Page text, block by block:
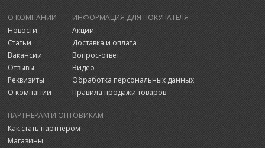
О КОМПАНИИ
Новости
Статьи
Вакансии
Отзывы
Реквизиты
О компании
ИНФОРМАЦИЯ ДЛЯ ПОКУПАТЕЛЯ
Акции
Доставка и оплата
Вопрос-ответ
Видео
Обработка персональных данных
Правила продажи товаров
ПАРТНЕРАМ И ОПТОВИКАМ
Как стать партнером
Магазины